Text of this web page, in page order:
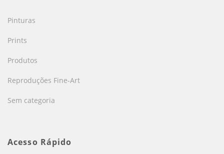
Pinturas
Prints
Produtos
Reproduções Fine-Art
Sem categoria
Acesso Rápido